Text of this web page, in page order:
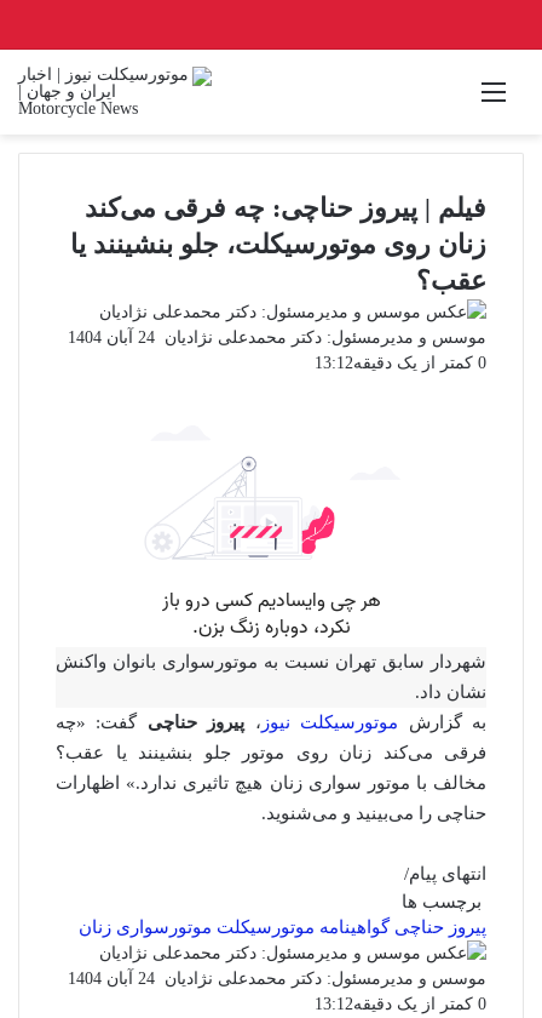
منو
فیلم | پیروز حناچی: چه فرقی می‌کند
زنان روی موتورسیکلت، جلو بنشینند یا
عقب؟
موسس و مدیرمسئول: دکتر محمدعلی نژادیان ارسال 24 آبان 1404
13:12
0 کمتر از یک دقیقه
شهردار سابق تهران نسبت به موتورسواری بانوان واکنش
نشان داد.
به گزارش موتورسیکلت نیوز ، پیروز حناچی گفت: «چه
فرقی می‌کند زنان روی موتور جلو بنشینند یا عقب؟
مخالف با موتور سواری زنان هیچ تاثیری ندارد.» اظهارات
حناچی را می‌بینید و می‌شنوید.
انتهای پیام/
برچسب ها
پیروز حناچی گواهینامه موتورسیکلت موتورسواری زنان
موسس و مدیرمسئول: دکتر محمدعلی نژادیان ارسال 24 آبان 1404
13:12
0 کمتر از یک دقیقه